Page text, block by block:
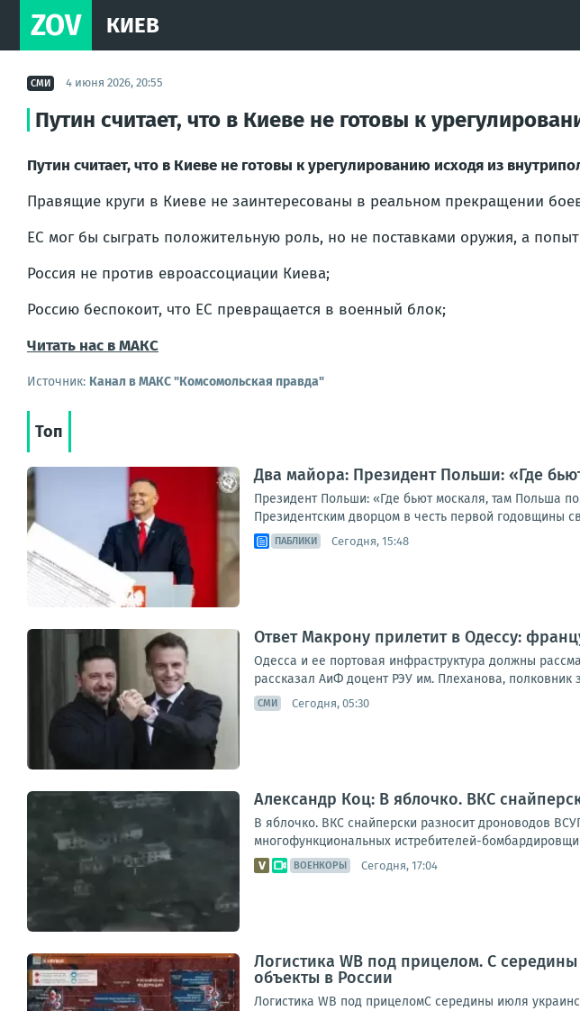
ZOV КИЕВ
СМИ 4 июня 2026, 20:55
Путин считает, что в Киеве не готовы к
Путин считает, что в Киеве не готовы к урегулированию исходя из
Правящие круги в Киеве не заинтересованы в реальном прекращении
ЕС мог бы сыграть положительную роль, но не поставками оружия, а
Россия не против евроассоциации Киева;
Россию беспокоит, что ЕС превращается в военный блок;
Читать нас в MAКС
Источник: Канал в МАКС "Комсомольская правда"
Топ
Два майора: Президент Польши: «Где
Президент Польши: «Где бьют москаля, там Польша
Президентским дворцом в честь первой годовщины
ПАБЛИКИ Сегодня, 15:48
Ответ Макрону прилетит в Одессу:
Одесса и ее портовая инфраструктура должны
рассказал АиФ доцент РЭУ им. Плеханова,
СМИ Сегодня, 05:30
Александр Коц: В яблочко. ВКС
В яблочко. ВКС снайперски разносит дроноводов
многофункциональных истребителей-
ВОЕНКОРЫ Сегодня, 17:04
Логистика WB под прицелом. С
объекты в России
Логистика WB под прицеломС середины июля